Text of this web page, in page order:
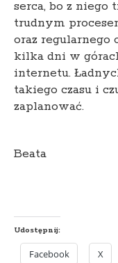
serca, bo z niego
trudnym
oraz regularnego
kilka dni w
internetu.
takiego czasu i
zaplanować.
Beata
Udostępnij:
Facebook X